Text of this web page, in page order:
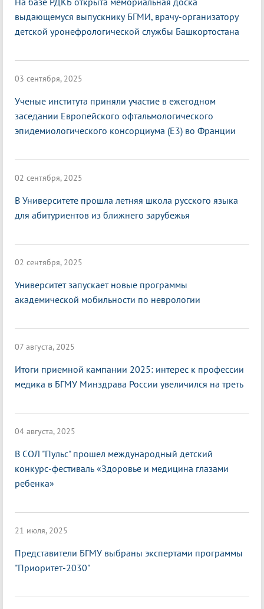
выдающемуся выпускнику БГМИ, врачу-организатору
детской уронефрологической службы Башкортостана
03 сентября, 2025
Ученые института приняли участие в ежегодном
заседании Европейского офтальмологического
эпидемиологического консорциума (E3) во Франции
02 сентября, 2025
В Университете прошла летняя школа русского языка
для абитуриентов из ближнего зарубежья
02 сентября, 2025
Университет запускает новые программы
академической мобильности по неврологии
07 августа, 2025
Итоги приемной кампании 2025: интерес к профессии
медика в БГМУ Минздрава России увеличился на треть
04 августа, 2025
В СОЛ "Пульс" прошел международный детский
конкурс-фестиваль «Здоровье и медицина глазами
ребенка»
21 июля, 2025
Представители БГМУ выбраны экспертами программы
"Приоритет-2030"